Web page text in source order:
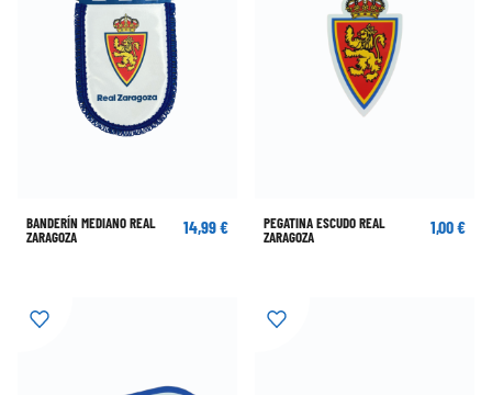
BANDERÍN MEDIANO REAL
ZARAGOZA
14,99 €
PEGATINA ESCUDO REAL
ZARAGOZA
1,00 €